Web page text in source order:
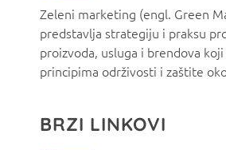
Zeleni marketing (engl. Green
predstavlja strategiju i praksu
proizvoda, usluga i brendova koji
principima održivosti i zaštite
BRZI LINKOVI